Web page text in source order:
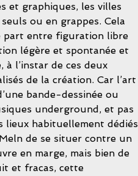
et graphiques, les villes
ou en grappes. Cela
part entre figuration libre
légère et spontanée et
l’instar de ces deux
de la création. Car l’art
bande-dessinée ou
underground, et pas
lieux habituellement dédiés
de se situer contre un
en marge, mais bien de
et fracas, cette